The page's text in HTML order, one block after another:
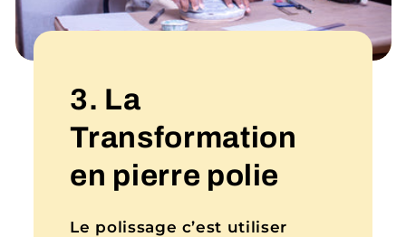
3. La
Transformation
en pierre polie
Le polissage c’est utiliser